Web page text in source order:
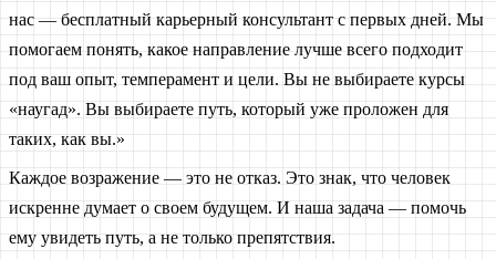
нас — бесплатный карьерный консультант с первых дней. Мы
помогаем понять, какое направление лучше всего подходит
под ваш опыт, темперамент и цели. Вы не выбираете курсы
«наугад». Вы выбираете путь, который уже проложен для
таких, как вы.»
Каждое возражение — это не отказ. Это знак, что человек
искренне думает о своем будущем. И наша задача — помочь
ему увидеть путь, а не только препятствия.